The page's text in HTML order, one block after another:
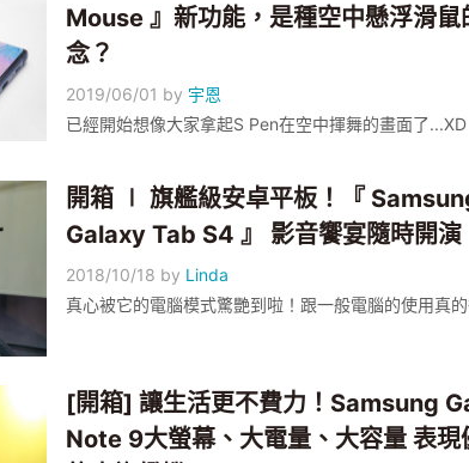
Mouse 』新功能，是種空中懸浮滑鼠
念？
2019/06/01 by 宇恩
已經開始想像大家拿起S Pen在空中揮舞的畫面了...XD
開箱 ∣ 旗艦級安卓平板！『
Galaxy Tab S4 』 影音饗宴隨時開演
2018/10/18 by Linda
真心被它的電腦模式驚艷到啦！跟一般電腦的使用真的
[開箱] 讓生活更不費力！Samsung
Note 9大螢幕、大電量、大容量 表現